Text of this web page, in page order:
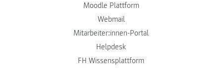
Moodle Plattform
Webmail
Mitarbeiter:innen-Portal
Helpdesk
FH Wissensplattform